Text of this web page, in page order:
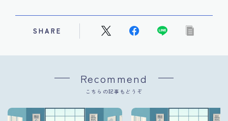
SHARE
Recommend
こちらの記事もどうぞ